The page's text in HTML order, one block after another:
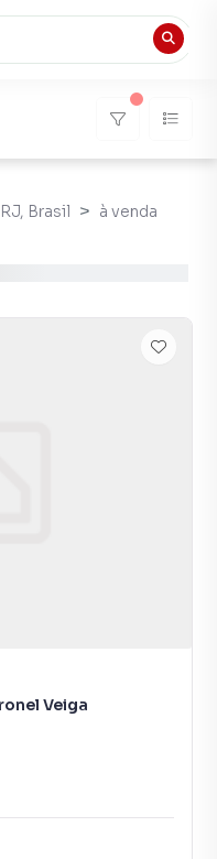
Brasil à venda
Veiga